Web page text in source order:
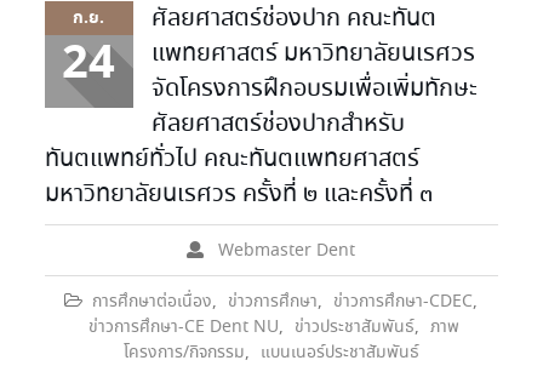
ก.ย.
24
ศัลยศาสตร์ช่องปาก คณะทันต
แพทยศาสตร์ มหาวิทยาลัยนเรศวร
จัดโครงการฝึกอบรมเพื่อเพิ่มทักษะ
ศัลยศาสตร์ช่องปากสำหรับ
ทันตแพทย์ทั่วไป คณะทันตแพทยศาสตร์
มหาวิทยาลัยนเรศวร ครั้งที่ ๒ และครั้งที่ ๓
Webmaster Dent
การศึกษาต่อเนื่อง, ข่าวการศึกษา, ข่าวการศึกษา-CDEC,
ข่าวการศึกษา-CE Dent NU, ข่าวประชาสัมพันธ์, ภาพ
โครงการ/กิจกรรม, แบนเนอร์ประชาสัมพันธ์